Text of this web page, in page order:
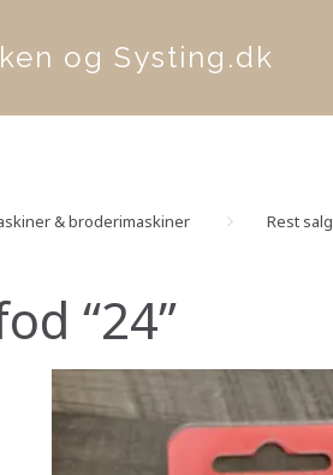
og Systing.dk
& broderimaskiner Rest salg
“24”